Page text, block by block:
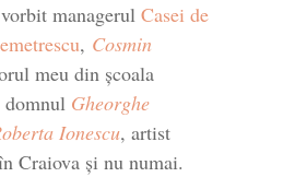
managerul Casei de
, Cosmin
meu din școala
domnul Gheorghe
Ionescu, artist
Craiova și nu numai.